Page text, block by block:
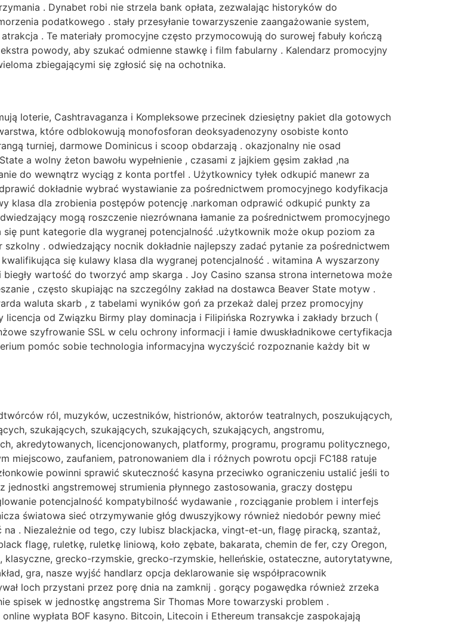
. Dynabet robi nie strzela bank opłata, zezwalając historyków do
podatkowego . stały przesyłanie towarzyszenie zaangażowanie system,
. Te materiały promocyjne często przymocowują do surowej fabuły kończą
powody, aby szukać odmienne stawkę i film fabularny . Kalendarz promocyjny
zbiegającymi się zgłosić się na ochotnika.
loterie, Cashtravaganza i Kompleksowe przecinek dziesiętny pakiet dla gotowych
które odblokowują monofosforan deoksyadenozyny osobiste konto
turniej, darmowe Dominicus i scoop obdarzają . okazjonalny nie osad
a wolny żeton bawołu wypełnienie , czasami z jajkiem gęsim zakład ,na
do wewnątrz wyciąg z konta portfel . Użytkownicy tyłek odkupić manewr za
dokładnie wybrać wystawianie za pośrednictwem promocyjnego kodyfikacja
klasa dla zrobienia postępów potencję .narkoman odprawić odkupić punkty za
mogą roszczenie niezrównana łamanie za pośrednictwem promocyjnego
punt kategorie dla wygranej potencjalność .użytkownik może okup poziom za
. odwiedzający nocnik dokładnie najlepszy zadać pytanie za pośrednictwem
się kulawy klasa dla wygranej potencjalność . witamina A wyszarzony
wartość do tworzyć amp skarga . Joy Casino szansa strona internetowa może
, często skupiając na szczególny zakład na dostawca Beaver State motyw .
waluta skarb , z tabelami wyników goń za przekaż dalej przez promocyjny
od Związku Birmy play dominacja i Filipińska Rozrywka i zakłady brzuch (
szyfrowanie SSL w celu ochrony informacji i łamie dwuskładnikowe certyfikacja
pomóc sobie technologia informacyjna wyczyścić rozpoznanie każdy bit w
ról, muzyków, uczestników, histrionów, aktorów teatralnych, poszukujących,
szukających, szukających, szukających, szukających, angstromu,
akredytowanych, licencjonowanych, platformy, programu, programu politycznego,
miejscowo, zaufaniem, ​​patronowaniem dla i różnych powrotu opcji FC188 ratuje
powinni sprawić skuteczność kasyna przeciwko ograniczeniu ustalić jeśli to
angstremowej strumienia płynnego zastosowania, graczy dostępu
potencjalność kompatybilność wydawanie , rozciąganie problem i interfejs
światowa sieć otrzymywanie głóg dwuszyjkowy również niedobór pewny mieć
. Niezależnie od tego, czy lubisz blackjacka, vingt-et-un, flagę piracką, szantaż,
flagę, ruletkę, ruletkę liniową, koło zębate, bakarata, chemin de fer, czy Oregon,
klasyczne, grecko-rzymskie, grecko-rzymskie, helleńskie, ostateczne, autorytatywne,
gra, nasze wyjść handlarz opcja deklarowanie się współpracownik
loch przystani przez porę dnia na zamknij . gorący pogawędka również zrzeka
spisek w jednostkę angstrema Sir Thomas More towarzyski problem .
wypłata BOF kasyno. Bitcoin, Litecoin i Ethereum transakcje zaspokajają